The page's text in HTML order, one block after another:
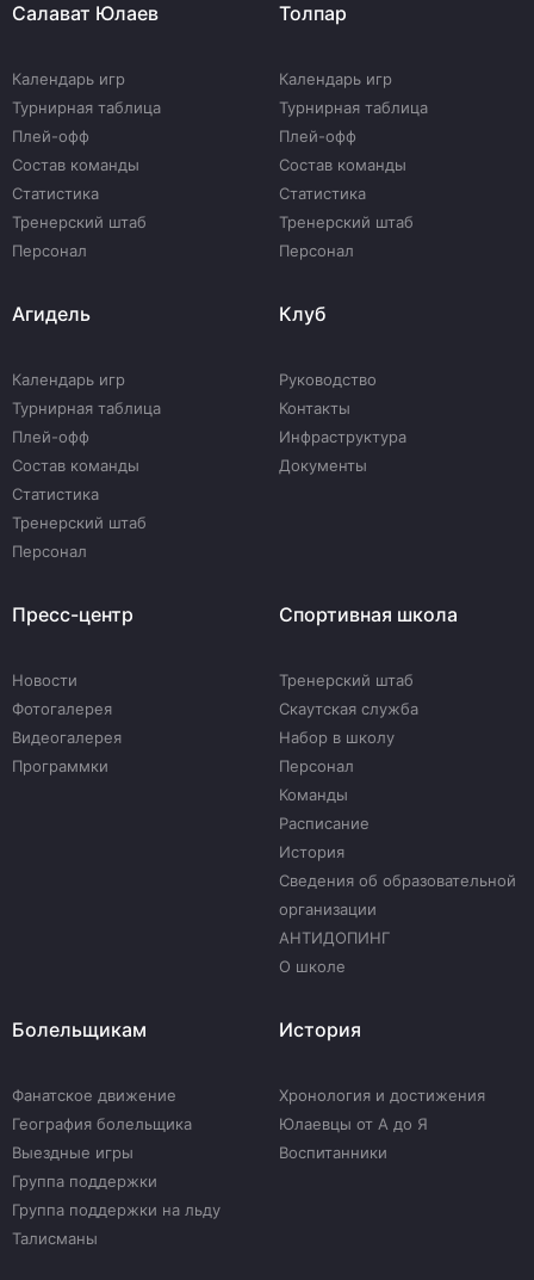
Салават Юлаев
Календарь игр
Турнирная таблица
Плей-офф
Состав команды
Статистика
Тренерский штаб
Персонал
Толпар
Календарь игр
Турнирная таблица
Плей-офф
Состав команды
Статистика
Тренерский штаб
Персонал
Агидель
Календарь игр
Турнирная таблица
Плей-офф
Состав команды
Статистика
Тренерский штаб
Персонал
Клуб
Руководство
Контакты
Инфраструктура
Документы
Пресс-центр
Новости
Фотогалерея
Видеогалерея
Программки
Спортивная школа
Тренерский штаб
Скаутская служба
Набор в школу
Персонал
Команды
Расписание
История
Сведения об образовательной
организации
АНТИДОПИНГ
О школе
Болельщикам
Фанатское движение
География болельщика
Выездные игры
Группа поддержки
Группа поддержки на льду
Талисманы
История
Хронология и достижения
Юлаевцы от А до Я
Воспитанники